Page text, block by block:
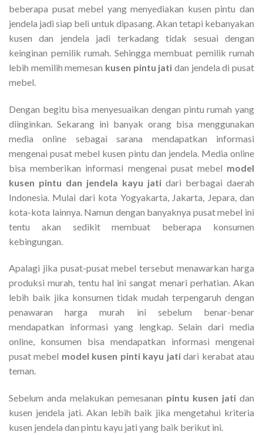
beberapa pusat mebel yang menyediakan kusen pintu dan
jendela jadi siap beli untuk dipasang. Akan tetapi kebanyakan
kusen dan jendela jadi terkadang tidak sesuai dengan
keinginan pemilik rumah. Sehingga membuat pemilik rumah
lebih memilih memesan kusen pintu jati dan jendela di pusat
mebel.
Dengan begitu bisa menyesuaikan dengan pintu rumah yang
diinginkan. Sekarang ini banyak orang bisa menggunakan
media online sebagai sarana mendapatkan informasi
mengenai pusat mebel kusen pintu dan jendela. Media online
bisa memberikan informasi mengenai pusat mebel model
kusen pintu dan jendela kayu jati dari berbagai daerah
Indonesia. Mulai dari kota Yogyakarta, Jakarta, Jepara, dan
kota-kota lainnya. Namun dengan banyaknya pusat mebel ini
tentu akan sedikit membuat beberapa konsumen
kebingungan.
Apalagi jika pusat-pusat mebel tersebut menawarkan harga
produksi murah, tentu hal ini sangat menari perhatian. Akan
lebih baik jika konsumen tidak mudah terpengaruh dengan
penawaran harga murah ini sebelum benar-benar
mendapatkan informasi yang lengkap. Selain dari media
online, konsumen bisa mendapatkan informasi mengenai
pusat mebel model kusen pinti kayu jatidari kerabat atau
teman.
Sebelum anda melakukan pemesanan pintu kusen jati dan
kusen jendela jati. Akan lebih baik jika mengetahui kriteria
kusen jendela dan pintu kayu jati yang baik berikut ini.